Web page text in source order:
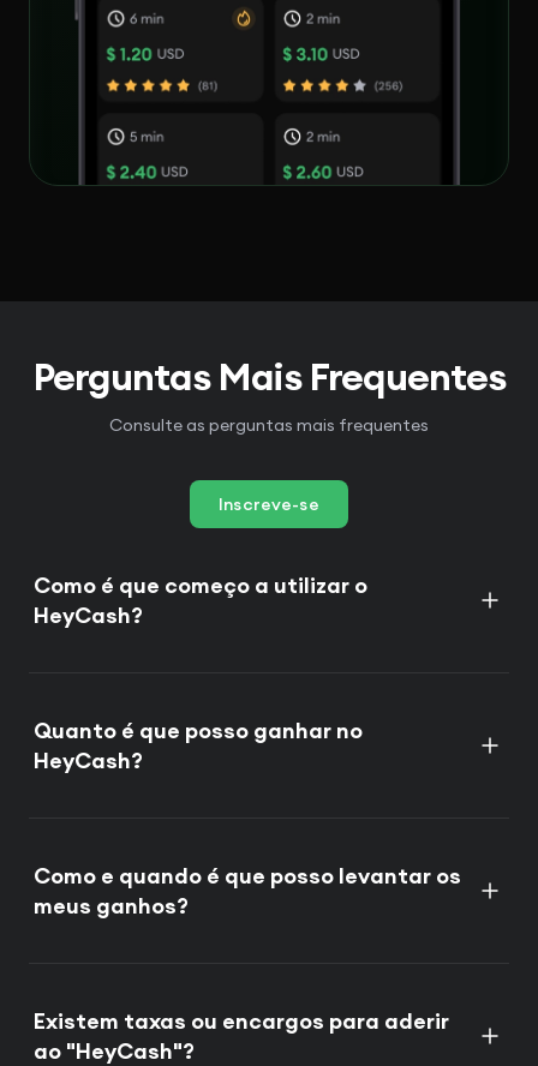
Perguntas Mais Frequentes
Consulte as perguntas mais frequentes
Inscreve-se
Como é que começo a utilizar o
HeyCash?
Quanto é que posso ganhar no
HeyCash?
Como e quando é que posso levantar os
meus ganhos?
Existem taxas ou encargos para aderir
ao "HeyCash"?